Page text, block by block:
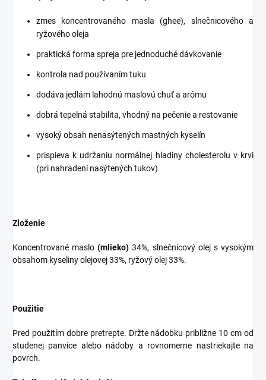
zmes koncentrovaného masla (ghee), slnečnicového a
ryžového oleja
praktická forma spreja pre jednoduché dávkovanie
kontrola nad používaním tuku
dodáva jedlám lahodnú maslovú chuť a arómu
dobrá tepelná stabilita, vhodný na pečenie a restovanie
vysoký obsah nenasýtených mastných kyselín
prispieva k udržaniu normálnej hladiny cholesterolu v krvi
(pri nahradení nasýtených tukov)
Zloženie
Koncentrované maslo(mlieko) 34%, slnečnicový olej s vysokým
obsahom kyseliny olejovej 33%, ryžový olej 33%.
Použitie
Pred použitím dobre pretrepte. Držte nádobku približne 10 cm od
studenej panvice alebo nádoby a rovnomerne nastriekajte na
povrch.